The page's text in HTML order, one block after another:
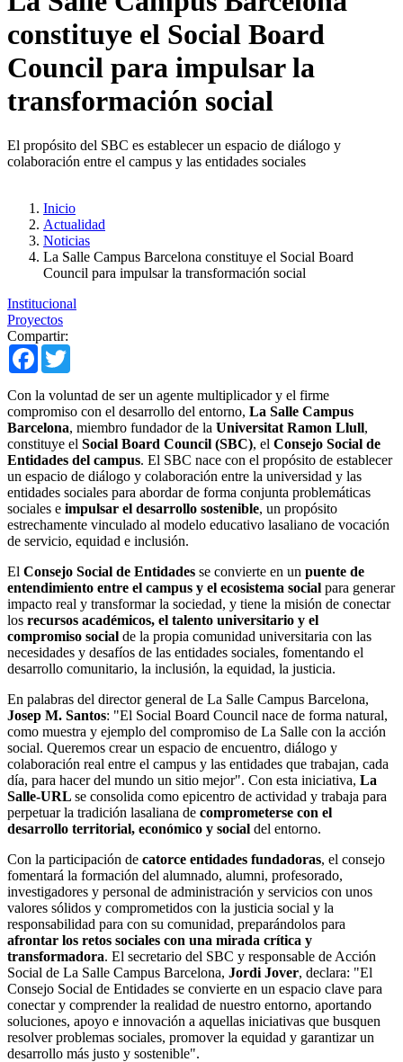
constituye el Social Board
Council para impulsar la
transformación social
El propósito del SBC es establecer un espacio de diálogo y
colaboración entre el campus y las entidades sociales
Inicio
Actualidad
Noticias
La Salle Campus Barcelona constituye el Social Board
Council para impulsar la transformación social
Institucional
Proyectos
Compartir:
Facebook
Con la voluntad de ser un agente multiplicador y el firme
compromiso con el desarrollo del entorno, La Salle Campus
Barcelona, ​​miembro fundador de la Universitat Ramon Llull,
constituye el Social Board Council (SBC), el Consejo Social de
Entidades del campus. El SBC nace con el propósito de establecer
un espacio de diálogo y colaboración entre la universidad y las
entidades sociales para abordar de forma conjunta problemáticas
sociales e impulsar el desarrollo sostenible, un propósito
estrechamente vinculado al modelo educativo lasaliano de vocación
de servicio, equidad e inclusión.
El Consejo Social de Entidades se convierte en un puente de
entendimiento entre el campus y el ecosistema social para generar
impacto real y transformar la sociedad, y tiene la misión de conectar
los recursos académicos, el talento universitario y el
compromiso social de la propia comunidad universitaria con las
necesidades y desafíos de las entidades sociales, fomentando el
desarrollo comunitario, la inclusión, la equidad, la justicia.
En palabras del director general de La Salle Campus Barcelona, ​​
Josep M. Santos: "El Social Board Council nace de forma natural,
como muestra y ejemplo del compromiso de La Salle con la acción
social. Queremos crear un espacio de encuentro, diálogo y
colaboración real entre el campus y las entidades que trabajan, cada
día, para hacer del mundo un sitio mejor". Con esta iniciativa, La
Salle-URL se consolida como epicentro de actividad y trabaja para
perpetuar la tradición lasaliana de comprometerse con el
desarrollo territorial, económico y social del entorno.
Con la participación de catorce entidades fundadoras, el consejo
fomentará la formación del alumnado, alumni, profesorado,
investigadores y personal de administración y servicios con unos
valores sólidos y comprometidos con la justicia social y la
responsabilidad para con su comunidad, preparándolos para
afrontar los retos sociales con una mirada crítica y
transformadora. El secretario del SBC y responsable de Acción
Social de La Salle Campus Barcelona, ​​ Jordi Jover, declara: "El
Consejo Social de Entidades se convierte en un espacio clave para
conectar y comprender la realidad de nuestro entorno, aportando
soluciones, apoyo e innovación a aquellas iniciativas que busquen
resolver problemas sociales, promover la equidad y garantizar un
desarrollo más justo y sostenible".